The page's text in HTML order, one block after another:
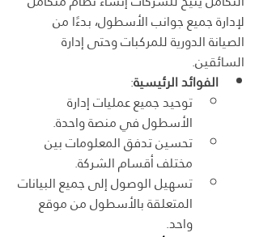
لإدارة جميع جوانب الأسطول، بدءًا من
الصيانة الدورية للمركبات وحتى إدارة
السائقين.
الفوائد الرئيسية:
توحيد جميع عمليات إدارة
الأسطول في منصة واحدة.
تحسين تدفق المعلومات بين
مختلف أقسام الشركة.
تسهيل الوصول إلى جميع البيانات
المتعلقة بالأسطول من موقع
واحد.